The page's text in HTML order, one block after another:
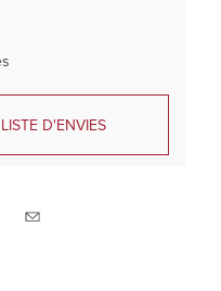
D'ENVIES